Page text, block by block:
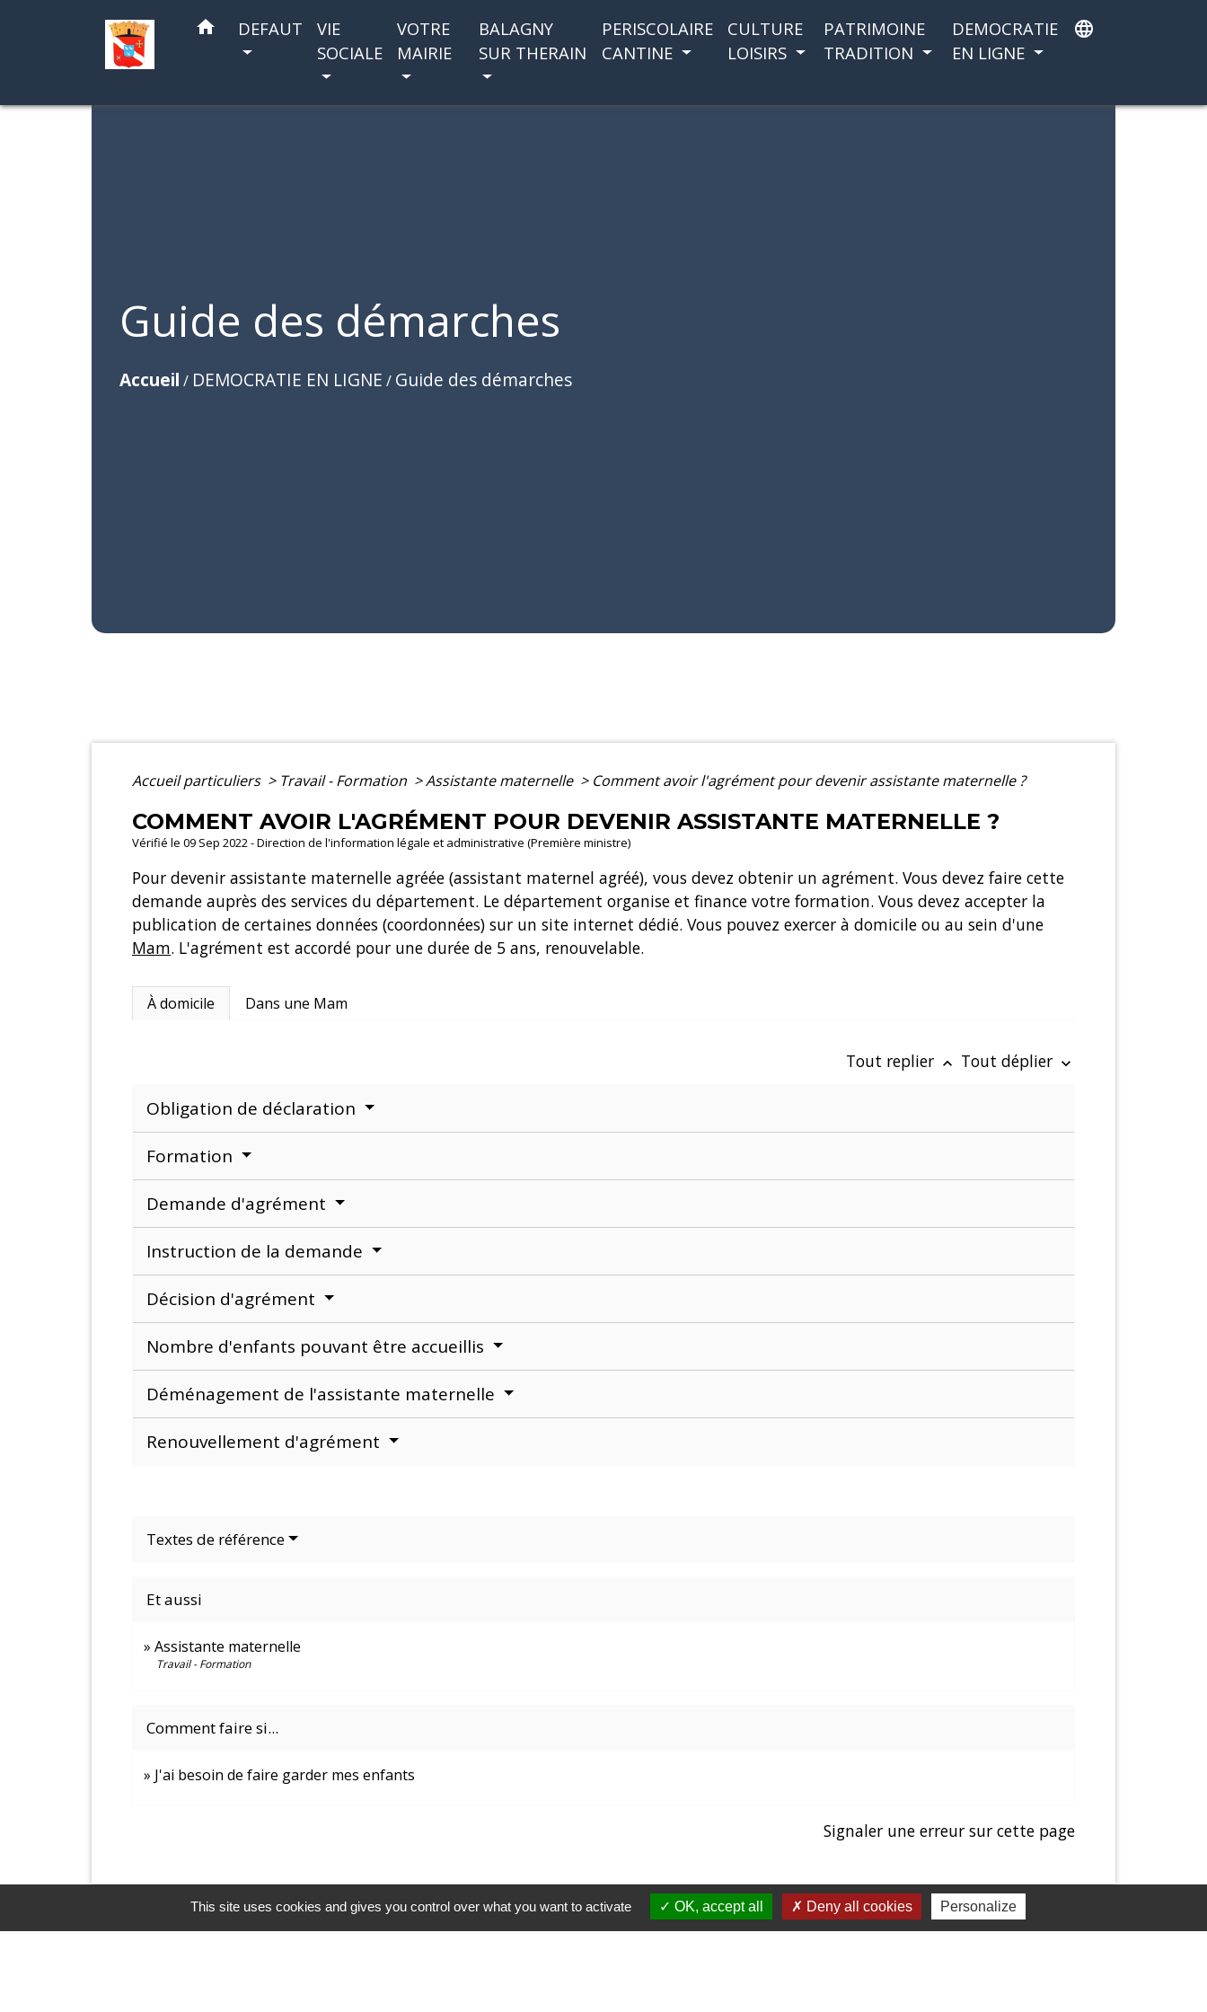
home DEFAUT
VIE
SOCIALE
VOTRE
MAIRIE
BALAGNY
SUR THERAIN
PERISCOLAIRE
CANTINE
CULTURE
LOISIRS
PATRIMOINE
TRADITION
DEMOCRATIE
EN LIGNE
language
Guide des démarches
Accueil / DEMOCRATIE EN LIGNE / Guide des démarches
Accueil particuliers > Travail - Formation >Assistante maternelle > Comment avoir l'agrément pour devenir assistante maternelle ?
COMMENT AVOIR L'AGRÉMENT POUR DEVENIR ASSISTANTE MATERNELLE ?
Vérifié le 09 Sep 2022 - Direction de l'information légale et administrative (Première ministre)
Pour devenir assistante maternelle agréée (assistant maternel agréé), vous devez obtenir un agrément. Vous devez faire cette
demande auprès des services du département. Le département organise et finance votre formation. Vous devez accepter la
publication de certaines données (coordonnées) sur un site internet dédié. Vous pouvez exercer à domicile ou au sein d'une
Mam. L'agrément est accordé pour une durée de 5 ans, renouvelable.
À domicile Dans une Mam
Tout replier keyboard_arrow_up Tout déplier keyboard_arrow_down
Obligation de déclaration
Formation
Demande d'agrément
Instruction de la demande
Décision d'agrément
Nombre d'enfants pouvant être accueillis
Déménagement de l'assistante maternelle
Renouvellement d'agrément
Textes de référence
Et aussi
Assistante maternelle
Travail - Formation
Comment faire si...
J'ai besoin de faire garder mes enfants
Signaler une erreur sur cette page
This site uses cookies and gives you control over what you want to activate OK, accept all Deny all cookies Personalize